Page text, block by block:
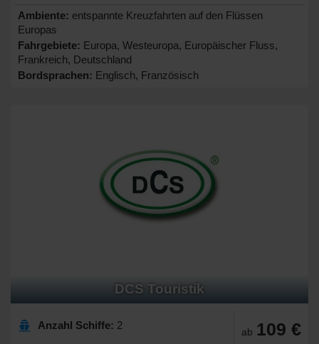
Ambiente: entspannte Kreuzfahrten auf den Flüssen
Europas
Fahrgebiete: Europa, Westeuropa, Europäischer Fluss,
Frankreich, Deutschland
Bordsprachen: Englisch, Französisch
DCS Touristik
Anzahl Schiffe: 2
ab 109 €